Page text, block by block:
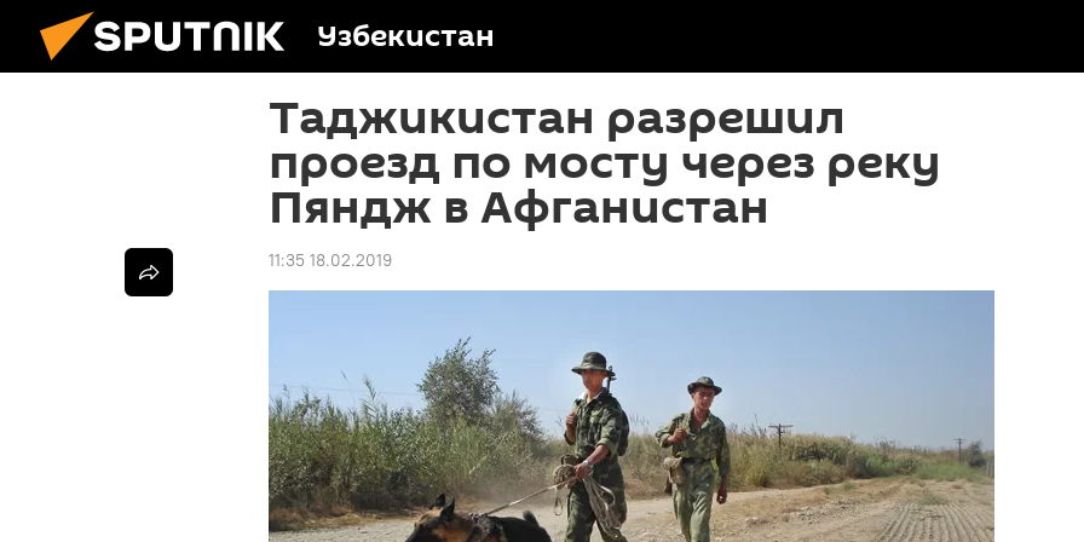
Узбекистан
Таджикистан разрешил
проезд по мосту через реку
Пяндж в Афганистан
11:35 18.02.2019